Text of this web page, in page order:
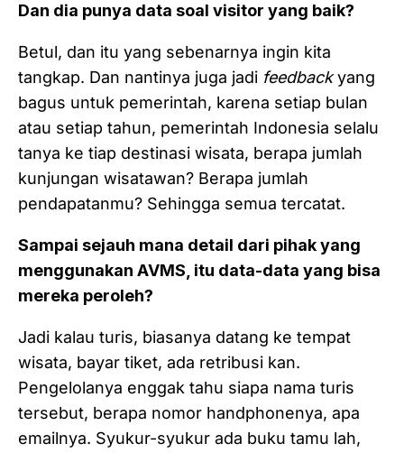
Dan dia punya data soal visitor yang baik?
Betul, dan itu yang sebenarnya ingin kita
tangkap. Dan nantinya juga jadi feedbackyang
bagus untuk pemerintah, karena setiap bulan
atau setiap tahun, pemerintah Indonesia selalu
tanya ke tiap destinasi wisata, berapa jumlah
kunjungan wisatawan? Berapa jumlah
pendapatanmu? Sehingga semua tercatat.
Sampai sejauh mana detail dari pihak yang
menggunakan AVMS, itu data-data yang bisa
mereka peroleh?
Jadi kalau turis, biasanya datang ke tempat
wisata, bayar tiket, ada retribusi kan.
Pengelolanya enggak tahu siapa nama turis
tersebut, berapa nomor handphonenya, apa
emailnya. Syukur-syukur ada buku tamu lah,